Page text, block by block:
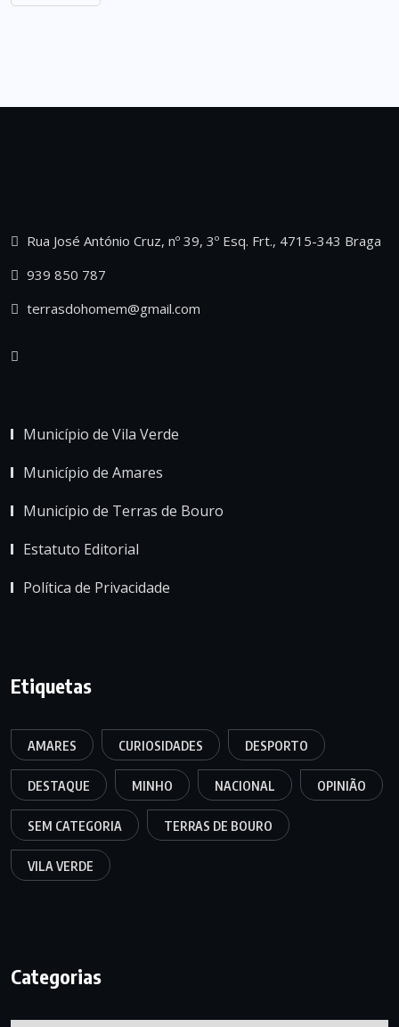
Rua José António Cruz, nº 39, 3º Esq. Frt., 4715-343 Braga
939 850 787
terrasdohomem@gmail.com
Município de Vila Verde
Município de Amares
Município de Terras de Bouro
Estatuto Editorial
Política de Privacidade
Etiquetas
AMARES CURIOSIDADES DESPORTO
DESTAQUE MINHO NACIONAL OPINIÃO
SEM CATEGORIA TERRAS DE BOURO
VILA VERDE
Categorias